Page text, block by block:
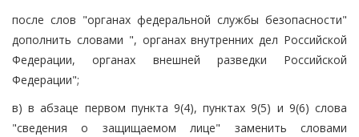
после слов "органах федеральной службы безопасности"
дополнить словами ", органах внутренних дел Российской
Федерации, органах внешней разведки Российской
Федерации";
в) в абзаце первом пункта 9(4), пунктах 9(5) и 9(6) слова
"сведения о защищаемом лице" заменить словами